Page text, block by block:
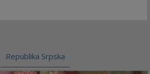
Republika Srpska